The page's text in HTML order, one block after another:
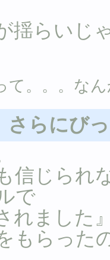
揺らいじ
て。。。なん
らにび
信じられ
で
れました
もらった